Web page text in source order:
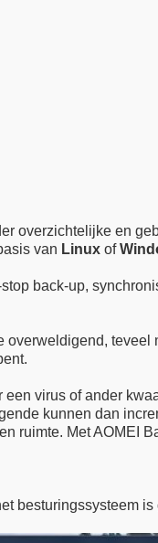
overzichtelijke en
van Linux of
back-up,
virus of ander
kunnen dan
ruimte. Met AOMEI
besturingssysteem